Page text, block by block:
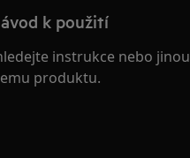
k použití
instrukce nebo jinou
produktu.